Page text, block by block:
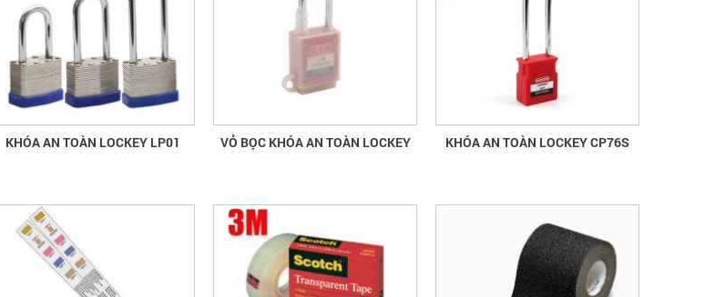
Hướng dẫn chọn mua và sử dụng
Hướng dẫn chọn mua và sử dụng mũ
KHÓA AN TOÀN LOCKEY LP01 VỎ BỌC KHÓA AN TOÀN LOCKEY KHÓA AN TOÀN LOCKEY CP76S